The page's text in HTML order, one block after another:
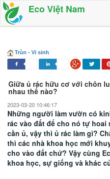
Eco Việt Nam
Trùn - Vi sinh
Giữa ủ rác hữu cơ với chôn
nhau thế nào?
2023-03-20 10:46:17
Những người làm vườn có
rác vào đất để cho nó tự hoai
cần ủ, vậy thì ủ rác làm gì?
thì các nhà khoa học mới
cho vào đất chứ? Vậy cùng
khoa học, sự giống và khác